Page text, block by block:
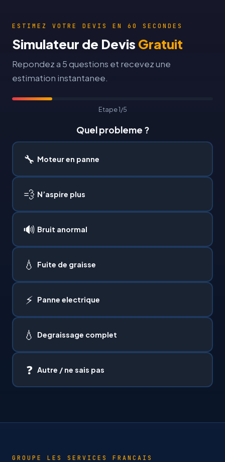
ESTIMEZ VOTRE DEVIS EN 60 SECONDES
Simulateur de Devis Gratuit
Repondez a 5 questions et recevez une
estimation instantanee.
Etape 1/5
Quel probleme ?
🔧 Moteur en panne
💨 N’aspire plus
🔊 Bruit anormal
💧 Fuite de graisse
⚡ Panne electrique
💧 Degraissage complet
❓ Autre / ne sais pas
GROUPE LES SERVICES FRANCAIS